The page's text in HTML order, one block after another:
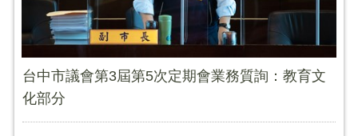
台中市議會第3屆第5次定期會業務質詢：教育文
化部分